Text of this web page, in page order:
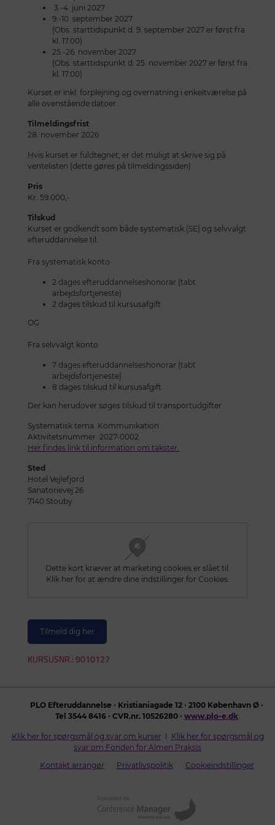
3.-4. juni 2027
9.-10. september 2027
(Obs. starttidspunkt d. 9. september 2027 er først fra
kl. 17.00)
25.-26. november 2027
(Obs. starttidspunkt d. 25. november 2027 er først fra
kl. 17.00)
Kurset er inkl. forplejning og overnatning i enkeltværelse på
alle ovenstående datoer.
Tilmeldingsfrist
28. november 2026
Hvis kurset er fuldtegnet, er det muligt at skrive sig på
ventelisten (dette gøres på tilmeldingssiden)
Pris
Kr. 59.000,-
Tilskud
Kurset er godkendt som både systematisk (SE) og selvvalgt
efteruddannelse til:
Fra systematisk konto
2 dages efteruddannelseshonorar (tabt
arbejdsfortjeneste)
2 dages tilskud til kursusafgift
OG
Fra selvvalgt konto
7 dages efteruddannelseshonorar (tabt
arbejdsfortjeneste)
8 dages tilskud til kursusafgift
Der kan herudover søges tilskud til transportudgifter
Systematisk tema: Kommunikation
Aktivitetsnummer: 2027-0002
Her findes link til information om takster.
Sted
Hotel Vejlefjord
Sanatorievej 26
7140 Stouby
Dette kort kræver at marketing cookies er slået til.
Klik her for at ændre dine indstillinger for Cookies.
Tilmeld dig her
KURSUSNR.: 9010127
PLO Efteruddannelse ∙ Kristianiagade 12 ∙ 2100 København Ø ∙
Tel 3544 8416 ∙ CVR.nr. 10526280 ∙ www.plo-e.dk
Klik her for spørgsmål og svar om kurser I Klik her for spørgsmål og
svar om Fonden for Almen Praksis
Kontakt arrangør
Privatlivspolitik Cookieindstillinger